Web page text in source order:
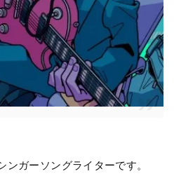
ンガーソングライターです。